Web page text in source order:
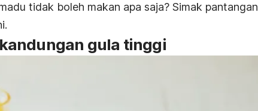
tidak boleh makan apa saja? Simak pantangan
gula tinggi